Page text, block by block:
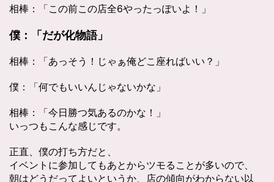
相棒：「この前この店全6やったっぽいよ！」
僕：「だが化物語」
相棒：「あっそう！じゃぁ俺どこ座ればいい？」
僕：「何でもいいんじゃないかな」
相棒：「今日勝つ気あるのかな！」
いっつもこんな感じです。
正直、僕の打ち方だと、
イベントに参加してもあとからツモることが多いので、
朝はどうだってよいというか、店の傾向がわからない以